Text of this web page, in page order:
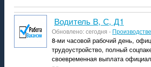
водитель В, С, Д1
Обновлено: сегодня -
8-ми часовой рабочий день,
трудоустройство, полный
своевременная выплата